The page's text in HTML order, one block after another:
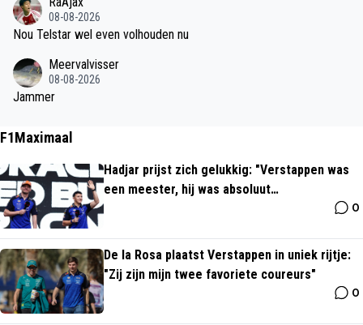
08-08-2026
Nou Telstar wel even volhouden nu
Meervalvisser
08-08-2026
Jammer
F1Maximaal
Hadjar prijst zich gelukkig: "Verstappen was
een meester, hij was absoluut
0
De la Rosa plaatst Verstappen in uniek rijtje:
"Zij zijn mijn twee favoriete coureurs"
0